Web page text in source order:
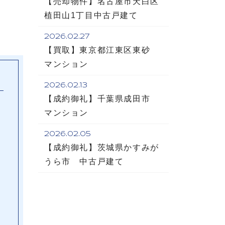
植田山1丁目中古戸建て
2026.02.27
【買取】東京都江東区東砂
マンション
2026.02.13
【成約御礼】千葉県成田市
マンション
2026.02.05
【成約御礼】茨城県かすみが
うら市 中古戸建て